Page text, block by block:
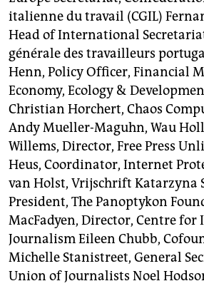
italienne du travail (CGIL)
Head of International
générale des travailleurs
Henn, Policy Officer, Financial
Economy, Ecology &
Christian Horchert, Chaos
Andy Mueller-Maguhn, Wau
Willems, Director, Free Press
Heus, Coordinator, Internet
van Holst, Vrijschrift Katarzyna
President, The Panoptykon
MacFadyen, Director, Centre for
Journalism Eileen Chubb,
Michelle Stanistreet, General
Union of Journalists Noel